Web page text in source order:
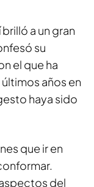
a un gran
su
el que ha
años en
haya sido
que ir en
del